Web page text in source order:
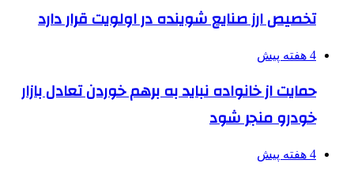
تخصیص ارز صنایع شوینده در اولویت قرار دارد
4 هفته پیش
حمایت از خانواده نباید به برهم خوردن تعادل بازار
خودرو منجر شود
4 هفته پیش